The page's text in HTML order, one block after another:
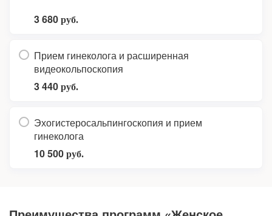
3 680 руб.
Прием гинеколога и расширенная
видеокольпоскопия
3 440 руб.
Эхогистеросальпингоскопия и прием
гинеколога
10 500 руб.